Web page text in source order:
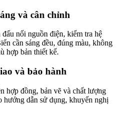
và cân chỉnh
nối nguồn điện, kiểm tra hệ
cần sáng đều, đúng màu, không
hợp bản thiết kế.
và bảo hành
hợp đồng, bản vẽ và chất lượng
dẫn sử dụng, khuyến nghị